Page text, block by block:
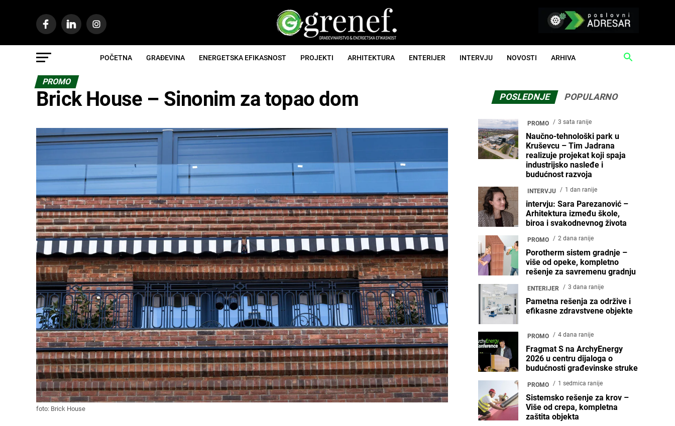
POČETNA GRAĐEVINA ENERGETSKA EFIKASNOST PROJEKTI ARHITEKTURA ENTERIJER INTERVJU NOVOSTI ARHIVA
PROMO
Brick House – Sinonim za topao dom
foto: Brick House
POSLEDNJE POPULARNO
PROMO 3 sata ranije
Naučno-tehnološki park u
Kruševcu – Tim Jadrana
realizuje projekat koji spaja
industrijsko nasleđe i
budućnost razvoja
INTERVJU 1 dan ranije
intervju: Sara Parezanović –
Arhitektura između škole,
biroa i svakodnevnog života
PROMO 2 dana ranije
Porotherm sistem gradnje –
više od opeke, kompletno
rešenje za savremenu gradnju
ENTERIJER 3 dana ranije
Pametna rešenja za održive i
efikasne zdravstvene objekte
PROMO 4 dana ranije
Fragmat S na ArchyEnergy
2026 u centru dijaloga o
budućnosti građevinske struke
PROMO 1 sedmica ranije
Sistemsko rešenje za krov –
Više od crepa, kompletna
zaštita objekta